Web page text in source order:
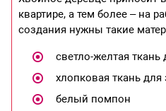
квартире, а тем более – на
создания нужны такие
светло-желтая
хлопковая ткань
белый помпон